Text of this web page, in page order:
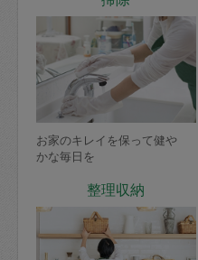
お家のキレイを保って健や
かな毎日を
整理収納